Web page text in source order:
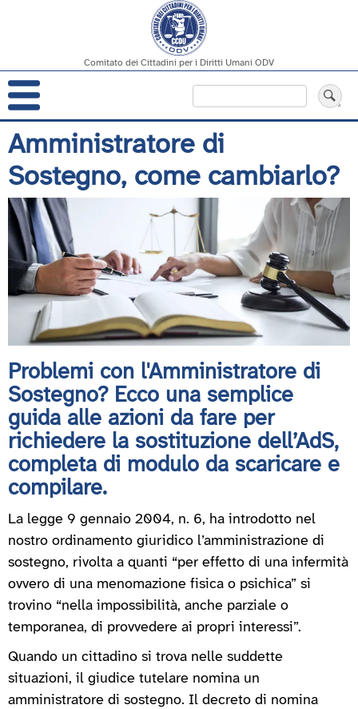
Salta
al
contenuto
principale
Comitato dei Cittadini per i Diritti Umani ODV
Navigazione
principale
Amministratore di
Sostegno, come cambiarlo?
Problemi con l'Amministratore di
Sostegno? Ecco una semplice
guida alle azioni da fare per
richiedere la sostituzione dell’AdS,
completa di modulo da scaricare e
compilare.
La legge 9 gennaio 2004, n. 6, ha introdotto nel
nostro ordinamento giuridico l’amministrazione di
sostegno, rivolta a quanti “per effetto di una infermità
ovvero di una menomazione fisica o psichica” si
trovino “nella impossibilità, anche parziale o
temporanea, di provvedere ai propri interessi”.
Quando un cittadino si trova nelle suddette
situazioni, il giudice tutelare nomina un
amministratore di sostegno. Il decreto di nomina